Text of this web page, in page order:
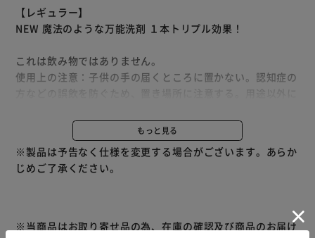
【レギュラー】
NEW 魔法のような万能洗剤 １本トリプル効果！
これは飲み物ではありません。
使用上の注意：子供の手の届くところに置かない。認知症の
場合は炊事用手袋を使う。
使用後は水で手をよく洗い、クリームなどでお手入れをおす
すめします。原液が洗濯機のフタについた時は、水ですぐ拭
き取る。窒息の原因になる可能性がありますので、容器キャ
応急処置：万一飲み込んだ場合は水を飲ませる、また、目に
もっと見る
※製品は予告なく仕様を変更する場合がございます。あらか
じめご了承ください。
※当商品はお取り寄せ品の為、在庫の確認及び商品のお届け